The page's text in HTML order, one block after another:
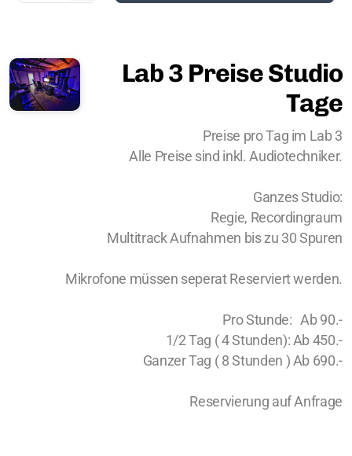
Lab 3 Preise Studio
Tage
Preise pro Tag im Lab 3
Alle Preise sind inkl. Audiotechniker.
Ganzes Studio:
Regie, Recordingraum
Multitrack Aufnahmen bis zu 30 Spuren
Mikrofone müssen seperat Reserviert werden.
Pro Stunde: Ab 90.-
1/2 Tag ( 4 Stunden): Ab 450.-
Ganzer Tag ( 8 Stunden ) Ab 690.-
Reservierung auf Anfrage